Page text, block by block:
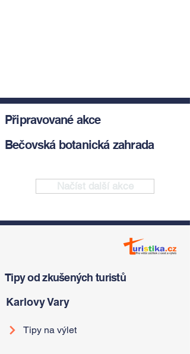
Připravované akce
Bečovská botanická zahrada
Načíst další akce
Tipy od zkušených turistů
Karlovy Vary
Tipy na výlet